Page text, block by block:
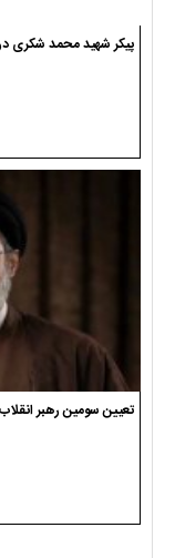
پیکر شهید محمد شکری
تعیین سومین رهبر